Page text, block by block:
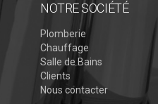
NOTRE SOCIÉTÉ
Plomberie
Chauffage
Salle de Bains
Clients
Nous contacter